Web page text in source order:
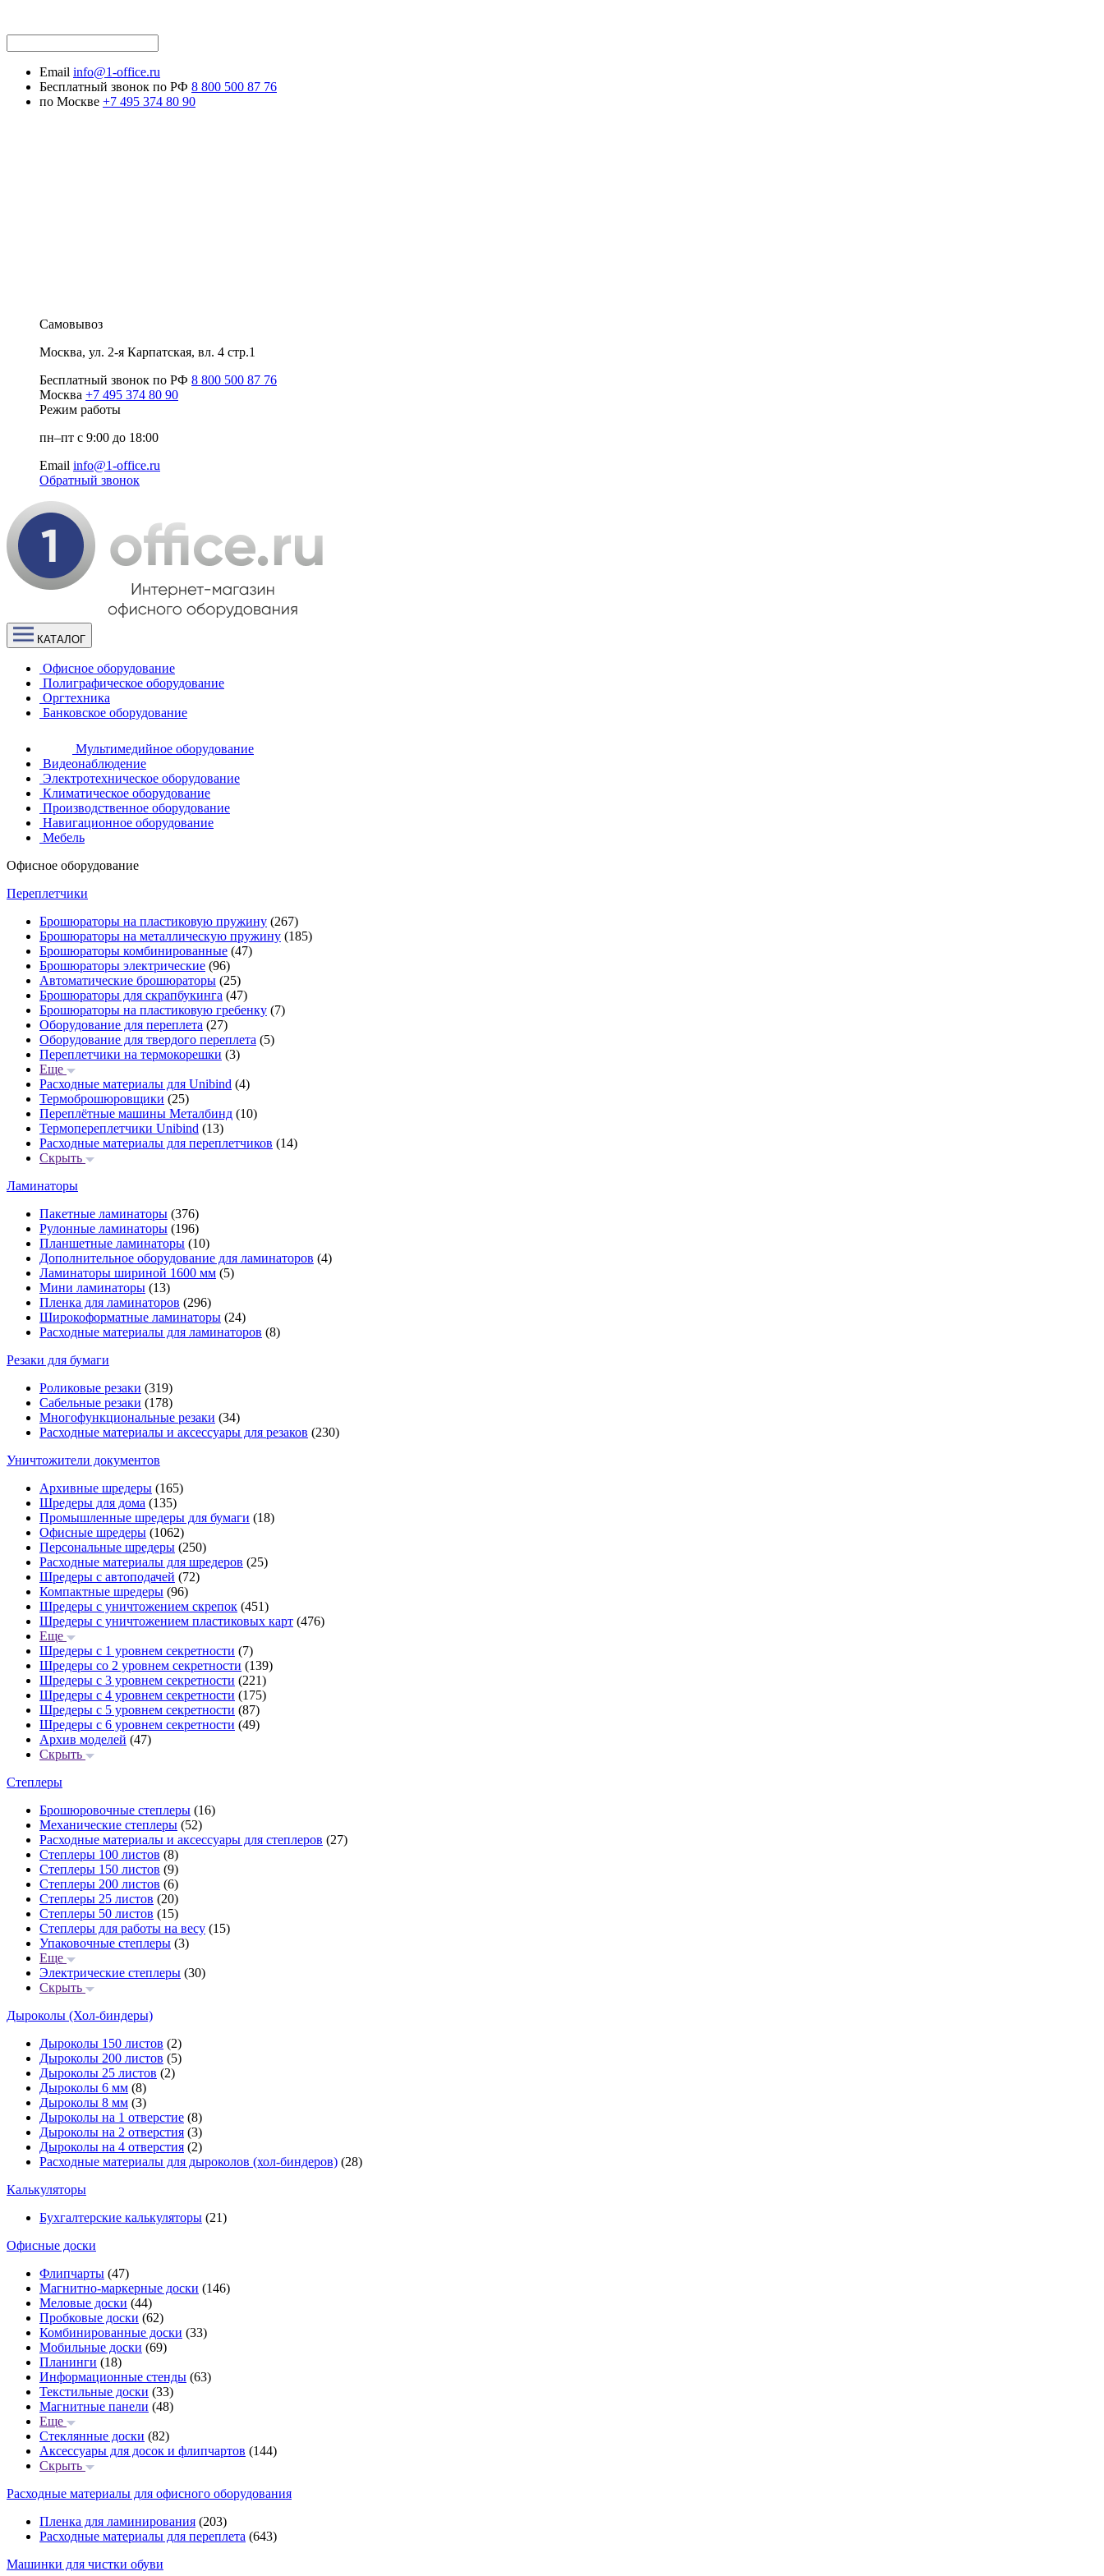
Email info@1-office.ru
Бесплатный звонок по РФ 8 800 500 87 76
по Москве +7 495 374 80 90
Самовывоз
Москва, ул. 2-я Карпатская, вл. 4 стр.1
Бесплатный звонок по РФ 8 800 500 87 76
Москва +7 495 374 80 90
Режим работы
пн–пт с 9:00 до 18:00
Email info@1-office.ru
Обратный звонок
КАТАЛОГ
Офисное оборудование
Полиграфическое оборудование
Оргтехника
Банковское оборудование
Мультимедийное оборудование
Видеонаблюдение
Электротехническое оборудование
Климатическое оборудование
Производственное оборудование
Навигационное оборудование
Мебель
Офисное оборудование
Переплетчики
Брошюраторы на пластиковую пружину (267)
Брошюраторы на металлическую пружину (185)
Брошюраторы комбинированные (47)
Брошюраторы электрические (96)
Автоматические брошюраторы (25)
Брошюраторы для скрапбукинга (47)
Брошюраторы на пластиковую гребенку (7)
Оборудование для переплета (27)
Оборудование для твердого переплета (5)
Переплетчики на термокорешки (3)
Еще
Расходные материалы для Unibind (4)
Термоброшюровщики (25)
Переплётные машины Металбинд (10)
Термопереплетчики Unibind (13)
Расходные материалы для переплетчиков (14)
Скрыть
Ламинаторы
Пакетные ламинаторы (376)
Рулонные ламинаторы (196)
Планшетные ламинаторы (10)
Дополнительное оборудование для ламинаторов (4)
Ламинаторы шириной 1600 мм (5)
Мини ламинаторы (13)
Пленка для ламинаторов (296)
Широкоформатные ламинаторы (24)
Расходные материалы для ламинаторов (8)
Резаки для бумаги
Роликовые резаки (319)
Сабельные резаки (178)
Многофункциональные резаки (34)
Расходные материалы и аксессуары для резаков (230)
Уничтожители документов
Архивные шредеры (165)
Шредеры для дома (135)
Промышленные шредеры для бумаги (18)
Офисные шредеры (1062)
Персональные шредеры (250)
Расходные материалы для шредеров (25)
Шредеры с автоподачей (72)
Компактные шредеры (96)
Шредеры с уничтожением скрепок (451)
Шредеры с уничтожением пластиковых карт (476)
Еще
Шредеры с 1 уровнем секретности (7)
Шредеры со 2 уровнем секретности (139)
Шредеры с 3 уровнем секретности (221)
Шредеры с 4 уровнем секретности (175)
Шредеры с 5 уровнем секретности (87)
Шредеры с 6 уровнем секретности (49)
Архив моделей (47)
Скрыть
Степлеры
Брошюровочные степлеры (16)
Механические степлеры (52)
Расходные материалы и аксессуары для степлеров (27)
Степлеры 100 листов (8)
Степлеры 150 листов (9)
Степлеры 200 листов (6)
Степлеры 25 листов (20)
Степлеры 50 листов (15)
Степлеры для работы на весу (15)
Упаковочные степлеры (3)
Еще
Электрические степлеры (30)
Скрыть
Дыроколы (Хол-биндеры)
Дыроколы 150 листов (2)
Дыроколы 200 листов (5)
Дыроколы 25 листов (2)
Дыроколы 6 мм (8)
Дыроколы 8 мм (3)
Дыроколы на 1 отверстие (8)
Дыроколы на 2 отверстия (3)
Дыроколы на 4 отверстия (2)
Расходные материалы для дыроколов (хол-биндеров) (28)
Калькуляторы
Бухгалтерские калькуляторы (21)
Офисные доски
Флипчарты (47)
Магнитно-маркерные доски (146)
Меловые доски (44)
Пробковые доски (62)
Комбинированные доски (33)
Мобильные доски (69)
Планинги (18)
Информационные стенды (63)
Текстильные доски (33)
Магнитные панели (48)
Еще
Стеклянные доски (82)
Аксессуары для досок и флипчартов (144)
Скрыть
Расходные материалы для офисного оборудования
Пленка для ламинирования (203)
Расходные материалы для переплета (643)
Машинки для чистки обуви